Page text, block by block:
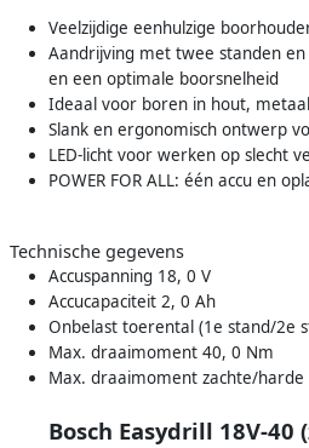
Veelzijdige eenhulzige
Aandrijving met twee standen
en een optimale boorsnelheid
Ideaal voor boren in hout,
Slank en ergonomisch ontwerp
LED-licht voor werken op slecht
POWER FOR ALL: één accu en
Technische gegevens
Accuspanning 18, 0 V
Accucapaciteit 2, 0 Ah
Onbelast toerental (1e stand/2e
Max. draaimoment 40, 0 Nm
Max. draaimoment zachte/
Bosch Easydrill 18V-40